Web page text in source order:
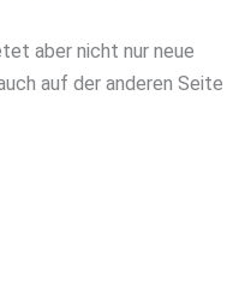
aber nicht nur neue
auf der anderen Seite